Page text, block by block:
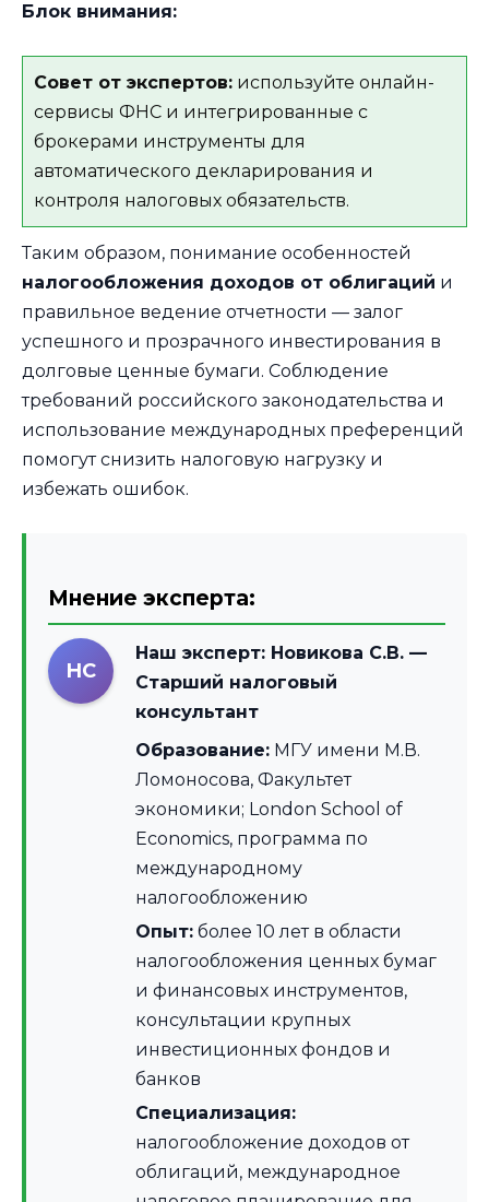
Блок внимания:
Совет от экспертов: используйте онлайн-
сервисы ФНС и интегрированные с
брокерами инструменты для
автоматического декларирования и
контроля налоговых обязательств.
Таким образом, понимание особенностей
налогообложения доходов от облигаций и
правильное ведение отчетности — залог
успешного и прозрачного инвестирования в
долговые ценные бумаги. Соблюдение
требований российского законодательства и
использование международных преференций
помогут снизить налоговую нагрузку и
избежать ошибок.
Мнение эксперта:
НС
Наш эксперт: Новикова С.В. —
Старший налоговый
консультант
Образование: МГУ имени М.В.
Ломоносова, Факультет
экономики; London School of
Economics, программа по
международному
налогообложению
Опыт: более 10 лет в области
налогообложения ценных бумаг
и финансовых инструментов,
консультации крупных
инвестиционных фондов и
банков
Специализация:
налогообложение доходов от
облигаций, международное